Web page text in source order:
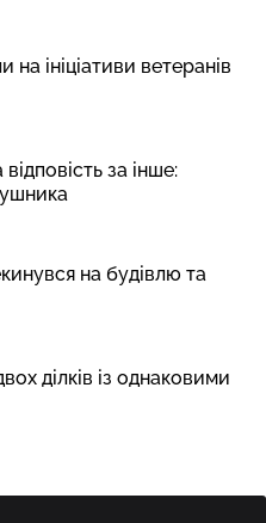
ініціативи ветеранів
за інше:
на будівлю та
ділків із однаковими